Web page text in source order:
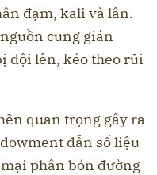
đạm, kali và lân.
cung gián
đội lên, kéo theo rủi
quan trọng gây ra
dẫn số liệu
phân bón đường